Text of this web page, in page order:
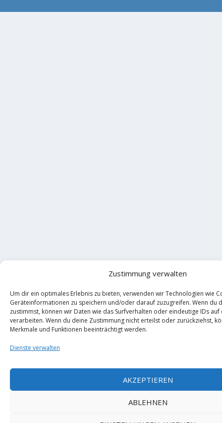
Zustimmung verwalten
Um dir ein optimales Erlebnis zu bieten, verwenden wir Technologien wie
Geräteinformationen zu speichern und/oder darauf zuzugreifen. Wenn du
zustimmst, können wir Daten wie das Surfverhalten oder eindeutige IDs
verarbeiten. Wenn du deine Zustimmung nicht erteilst oder zurückziehst,
Merkmale und Funktionen beeinträchtigt werden.
Dienste verwalten
AKZEPTIEREN
ABLEHNEN